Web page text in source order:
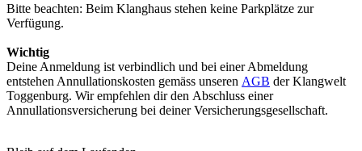
Bitte beachten: Beim Klanghaus stehen keine Parkplätze zur
Verfügung.
Wichtig
Deine Anmeldung ist verbindlich und bei einer Abmeldung
entstehen Annullationskosten gemäss unseren AGB der Klangwelt
Toggenburg. Wir empfehlen dir den Abschluss einer
Annullationsversicherung bei deiner Versicherungsgesellschaft.